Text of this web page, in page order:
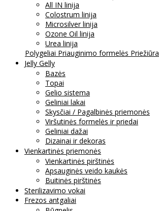
All IN linija
Colostrum linija
Microsilver linija
Ozone Oil linija
Urea linija
Polygeliai Priauginimo formelės Priežiūra
Jelly Gelly
Bazės
Topai
Gelio sistema
Geliniai lakai
Skysčiai / Pagalbinės priemonės
Viršutinės formelės ir priedai
Geliniai dažai
Dizainai ir dekoras
Vienkartinės priemonės
Vienkartinės pirštinės
Apsauginės veido kaukės
Buitinės pirštinės
Sterilizavimo vokai
Frezos antgaliai